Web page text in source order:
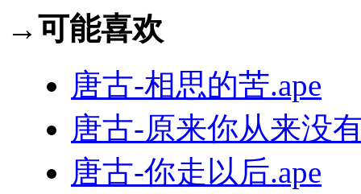
→可能喜欢
唐古-相思的苦.ape
唐古-原来你从来没
唐古-你走以后.ape